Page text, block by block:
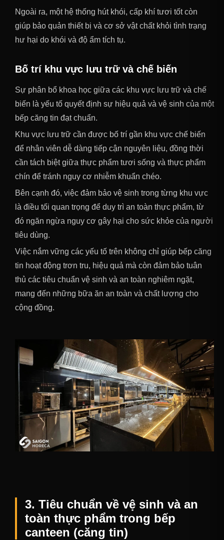
Ngoài ra, một hệ thống hút khói, cấp khí tươi tốt còn
giúp bảo quản thiết bị và cơ sở vật chất khỏi tình trạng
hư hại do khói và độ ẩm tích tụ.
Bố trí khu vực lưu trữ và chế biến
Sự phân bổ khoa học giữa các khu vực lưu trữ và chế
biến là yếu tố quyết định sự hiệu quả và vệ sinh của một
bếp căng tin đạt chuẩn.
Khu vực lưu trữ cần được bố trí gần khu vực chế biến
để nhân viên dễ dàng tiếp cận nguyên liệu, đồng thời
cần tách biệt giữa thực phẩm tươi sống và thực phẩm
chín để tránh nguy cơ nhiễm khuẩn chéo.
Bên cạnh đó, việc đảm bảo vệ sinh trong từng khu vực
là điều tối quan trọng để duy trì an toàn thực phẩm, từ
đó ngăn ngừa nguy cơ gây hại cho sức khỏe của người
tiêu dùng.
Việc nắm vững các yếu tố trên không chỉ giúp bếp căng
tin hoạt động trơn tru, hiệu quả mà còn đảm bảo tuân
thủ các tiêu chuẩn vệ sinh và an toàn nghiêm ngặt,
mang đến những bữa ăn an toàn và chất lượng cho
cộng đồng.
3. Tiêu chuẩn về vệ sinh và an
toàn thực phẩm trong bếp
canteen (căng tin)